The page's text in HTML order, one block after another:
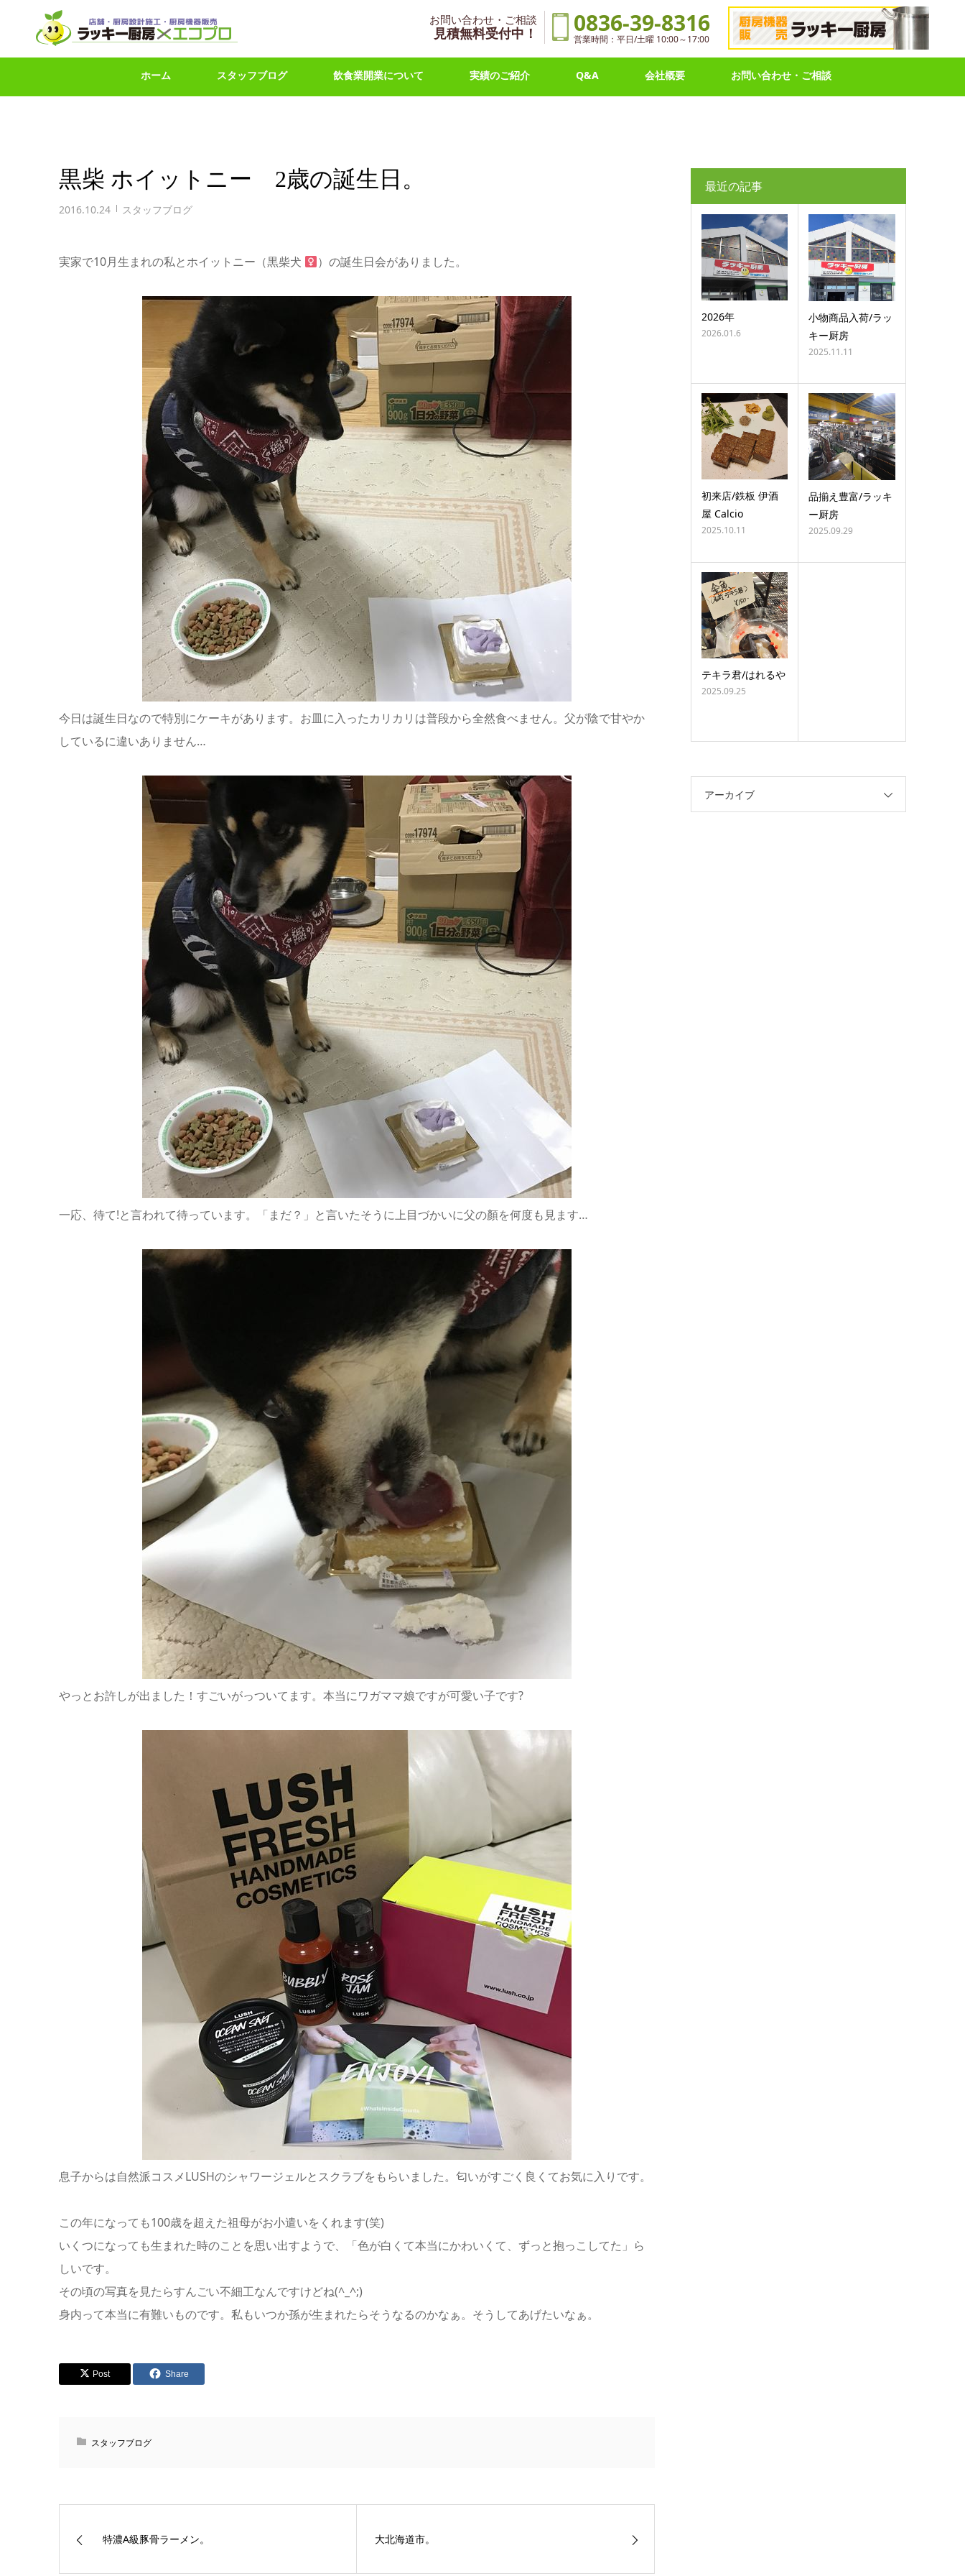
お問い合わせ・ご相談
見積無料受付中！ 0836-39-8316
営業時間：平日/土曜 10:00～17:00
ホーム スタッフブログ 飲食業開業について 実績のご紹介 Q&A 会社概要 お問い合わせ・ご相談
黒柴 ホイットニー 2歳の誕生日。
2016.10.24 スタッフブログ
実家で10月生まれの私とホイットニー（黒柴犬 ）の誕生日会がありました。
今日は誕生日なので特別にケーキがあります。お皿に入ったカリカリは普段から全然食べません。父が陰で甘やか
しているに違いありません…
一応、待て!と言われて待っています。「まだ？」と言いたそうに上目づかいに父の顏を何度も見ます…
やっとお許しが出ました！すごいがっついてます。本当にワガママ娘ですが可愛い子です?
息子からは自然派コスメLUSHのシャワージェルとスクラブをもらいました。匂いがすごく良くてお気に入りです。
この年になっても100歳を超えた祖母がお小遣いをくれます(笑)
いくつになっても生まれた時のことを思い出すようで、「色が白くて本当にかわいくて、ずっと抱っこしてた」ら
しいです。
その頃の写真を見たらすんごい不細工なんですけどね(^_^;)
身内って本当に有難いものです。私もいつか孫が生まれたらそうなるのかなぁ。そうしてあげたいなぁ。
Post Share
スタッフブログ
特濃A級豚骨ラーメン。 大北海道市。
最近の記事
2026年
2026.01.6
小物商品入荷/ラッ
キー厨房
2025.11.11
初来店/鉄板 伊酒
屋 Calcio
2025.10.11
品揃え豊富/ラッキ
ー厨房
2025.09.29
テキラ君/はれるや
2025.09.25
アーカイブ